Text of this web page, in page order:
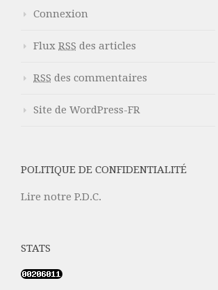
Connexion
Flux RSS des articles
RSS des commentaires
Site de WordPress-FR
POLITIQUE DE CONFIDENTIALITÉ
Lire notre P.D.C.
STATS